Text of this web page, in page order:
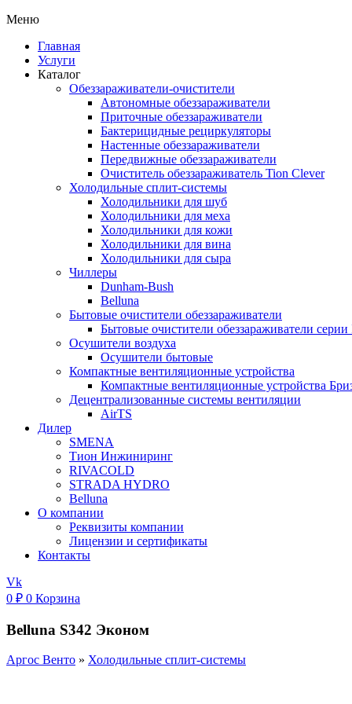
Меню
Главная
Услуги
Каталог
Обеззараживатели-очистители
Автономные обеззараживатели
Приточные обеззараживатели
Бактерицидные рециркуляторы
Настенные обеззараживатели
Передвижные обеззараживатели
Очиститель обеззараживатель Tion Clever
Холодильные сплит-системы
Холодильники для шуб
Холодильники для меха
Холодильники для кожи
Холодильники для вина
Холодильники для сыра
Чиллеры
Dunham-Bush
Belluna
Бытовые очистители обеззараживатели
Бытовые очистители обеззараживатели серии
Осушители воздуха
Осушители бытовые
Компактные вентиляционные устройства
Компактные вентиляционные устройства
Децентрализованные системы вентиляции
AirTS
Дилер
SMENA
Тион Инжиниринг
RIVACOLD
STRADA HYDRO
Belluna
О компании
Реквизиты компании
Лицензии и сертификаты
Контакты
Vk
0 ₽ 0 Корзина
Belluna S342 Эконом
Аргос Венто » Холодильные сплит-системы